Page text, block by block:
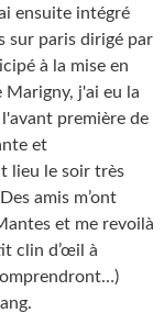
ensuite intégré
sur paris dirigé par
à la mise en
Marigny, j'ai eu la
première de
et
lieu le soir très
amis m’ont
et me revoilà
clin d’œil à